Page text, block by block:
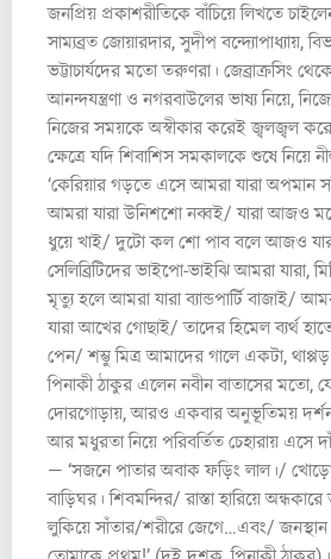
জনপ্রিয় প্রকাশরীতিকে বাঁচিয়ে লিখতে
সাম্যব্রত জোয়ারদার, সুদীপ বন্দ্যোপাধ্যায়,
ভট্টাচার্যদের মতো তরুণরা। জেব্রাক্রসিং
আনন্দযন্ত্রণা ও নগরবাউলের ভাষ্য নিয়ে,
নিজের সময়কে অস্বীকার করেই জ্বলজ্বল
ক্ষেত্রে যদি শিবাশিস সমকালকে শুষে নিয়ে
‘কেরিয়ার গড়তে এসে আমরা যারা
আমরা যারা উনিশশো নব্বই/ যারা আজও
ধুয়ে খাই/ দুটো কল শো পাব বলে আজও
সেলিব্রিটিদের ভাইপো-ভাইঝি আমরা যারা,
মৃত্যু হলে আমরা যারা ব্যান্ডপার্টি বাজাই/
যারা আখের গোছাই/ তাদের হিমেল ব্যর্থ
পেন/ শম্ভু মিত্র আমাদের গালে একটা,
পিনাকী ঠাকুর এলেন নবীন বাতাসের মতো,
দোরগোড়ায়, আরও একবার অনুভূতিময়
আর মধুরতা নিয়ে পরিবর্তিত চেহারায় এসে
— ‘সজনে পাতার অবাক ফড়িং লাল।/ খোড়ো
বাড়িঘর। শিবমন্দির/ রাস্তা হারিয়ে
লুকিয়ে সাঁতার/শরীরে জেগে…এবং/ জনস্থান